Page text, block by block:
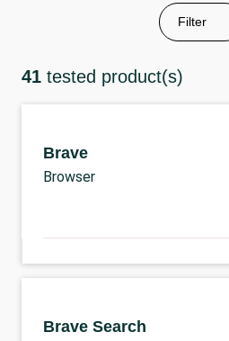
Filter
41 tested product(s)
Brave
Browser
Brave Search